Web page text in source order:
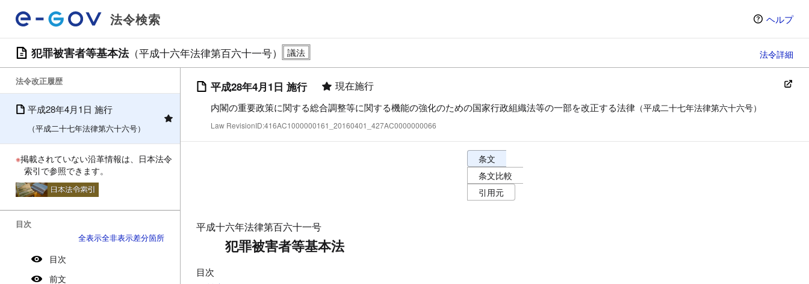
法令検索 ヘルプ
犯罪被害者等基本法（平成十六年法律第百六十一号） 法令詳細
法令改正履歴
平成28年4月1日 施行
（平成二十七年法律第六十六号）
※掲載されていない沿革情報は、日本法令
索引で参照できます。
目次
全表示全非表示差分箇所
目次
前文
平成28年4月1日 施行 現在施行
内閣の重要政策に関する総合調整等に関する機能の強化のための国家行政組織法等の一部を改正する法律 （平成二十七年法律第六十六号）
Law RevisionID:416AC1000000161_20160401_427AC0000000066
条文表示オプション（選択すると条文の表示方法が変わります）
条文
条文比較
引用元
平成十六年法律第百六十一号
犯罪被害者等基本法
目次